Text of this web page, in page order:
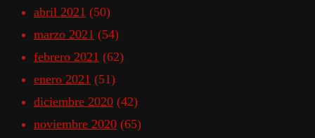
abril 2021 (50)
marzo 2021 (54)
febrero 2021 (62)
enero 2021 (51)
diciembre 2020 (42)
noviembre 2020 (65)